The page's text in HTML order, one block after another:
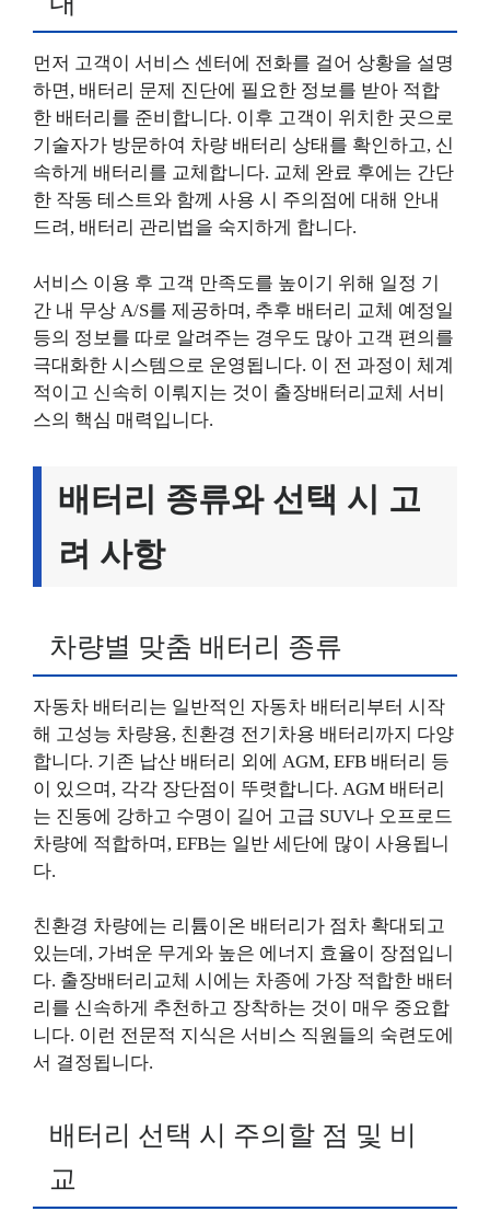
먼저 고객이 서비스 센터에 전화를 걸어 상황을 설명
하면, 배터리 문제 진단에 필요한 정보를 받아 적합
한 배터리를 준비합니다. 이후 고객이 위치한 곳으로
기술자가 방문하여 차량 배터리 상태를 확인하고, 신
속하게 배터리를 교체합니다. 교체 완료 후에는 간단
한 작동 테스트와 함께 사용 시 주의점에 대해 안내
드려, 배터리 관리법을 숙지하게 합니다.
서비스 이용 후 고객 만족도를 높이기 위해 일정 기
간 내 무상 A/S를 제공하며, 추후 배터리 교체 예정일
등의 정보를 따로 알려주는 경우도 많아 고객 편의를
극대화한 시스템으로 운영됩니다. 이 전 과정이 체계
적이고 신속히 이뤄지는 것이 출장배터리교체 서비
스의 핵심 매력입니다.
배터리 종류와 선택 시 고
려 사항
차량별 맞춤 배터리 종류
자동차 배터리는 일반적인 자동차 배터리부터 시작
해 고성능 차량용, 친환경 전기차용 배터리까지 다양
합니다. 기존 납산 배터리 외에 AGM, EFB 배터리 등
이 있으며, 각각 장단점이 뚜렷합니다. AGM 배터리
는 진동에 강하고 수명이 길어 고급 SUV나 오프로드
차량에 적합하며, EFB는 일반 세단에 많이 사용됩니
다.
친환경 차량에는 리튬이온 배터리가 점차 확대되고
있는데, 가벼운 무게와 높은 에너지 효율이 장점입니
다. 출장배터리교체 시에는 차종에 가장 적합한 배터
리를 신속하게 추천하고 장착하는 것이 매우 중요합
니다. 이런 전문적 지식은 서비스 직원들의 숙련도에
서 결정됩니다.
배터리 선택 시 주의할 점 및 비
교